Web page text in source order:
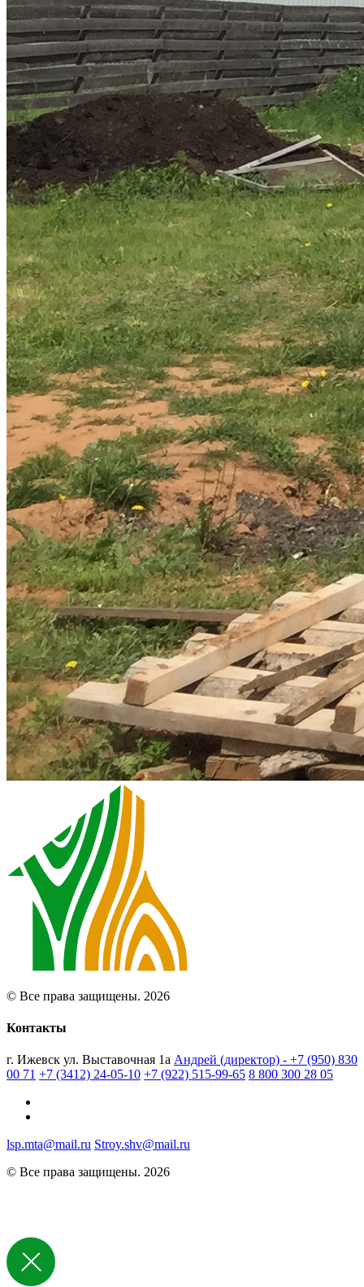
© Все права защищены. 2026
Контакты
г. Ижевск ул. Выставочная 1а Андрей (директор) - +7 (950) 830
00 71 +7 (3412) 24-05-10 +7 (922) 515-99-65 8 800 300 28 05
lsp.mta@mail.ru Stroy.shv@mail.ru
© Все права защищены. 2026